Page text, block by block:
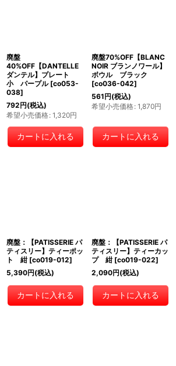
廃盤
40%OFF【DANTELLE
ダンテル】プレート
小 パープル [co053-
038]
792円(税込)
希望小売価格: 1,320円
カートに入れる
廃盤70%OFF【BLANC
NOIR ブランノワール】
ボウル ブラック
[co036-042]
561円(税込)
希望小売価格: 1,870円
カートに入れる
廃盤：【PATISSERIE パ
ティスリー】ティーポッ
ト 紺 [co019-012]
5,390円(税込)
カートに入れる
廃盤：【PATISSERIE パ
ティスリー】ティーカッ
プ 紺 [co019-022]
2,090円(税込)
カートに入れる